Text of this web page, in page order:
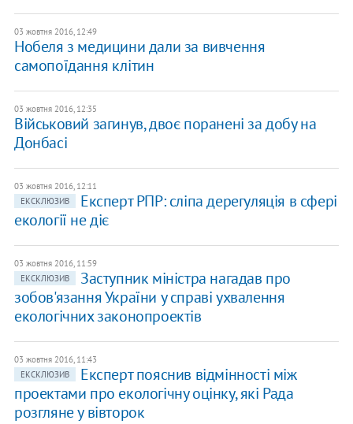
03 жовтня 2016, 12:49
Нобеля з медицини дали за вивчення
самопоїдання клітин
03 жовтня 2016, 12:35
Військовий загинув, двоє поранені за добу на
Донбасі
03 жовтня 2016, 12:11
ЕКСКЛЮЗИВ
Експерт РПР: сліпа дерегуляція в сфері
екології не діє
03 жовтня 2016, 11:59
ЕКСКЛЮЗИВ
Заступник міністра нагадав про
зобов'язання України у справі ухвалення
екологічних законопроектів
03 жовтня 2016, 11:43
ЕКСКЛЮЗИВ
Експерт пояснив відмінності між
проектами про екологічну оцінку, які Рада
розгляне у вівторок